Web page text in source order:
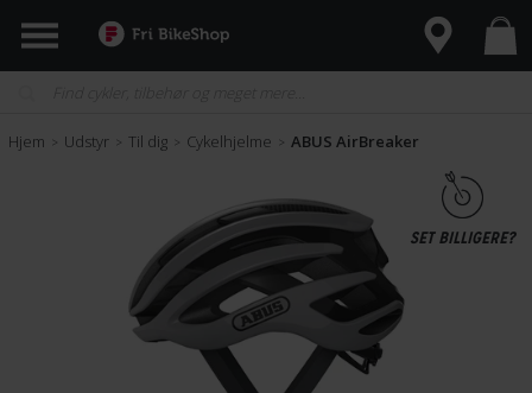
Hjem > Udstyr > Til dig > Cykelhjelme > ABUS AirBreaker
SET BILLIGERE?